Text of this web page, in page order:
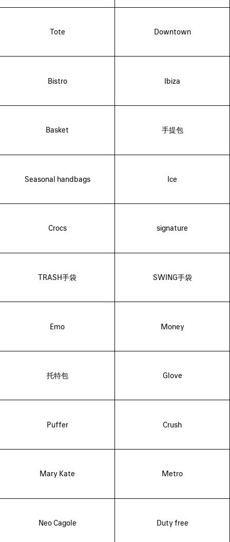
Tote Downtown
Bistro Ibiza
Basket 手提包
Seasonal handbags Ice
Crocs signature
TRASH手袋 SWING手袋
Emo Money
托特包 Glove
Puffer Crush
Mary Kate Metro
Neo Cagole Duty free